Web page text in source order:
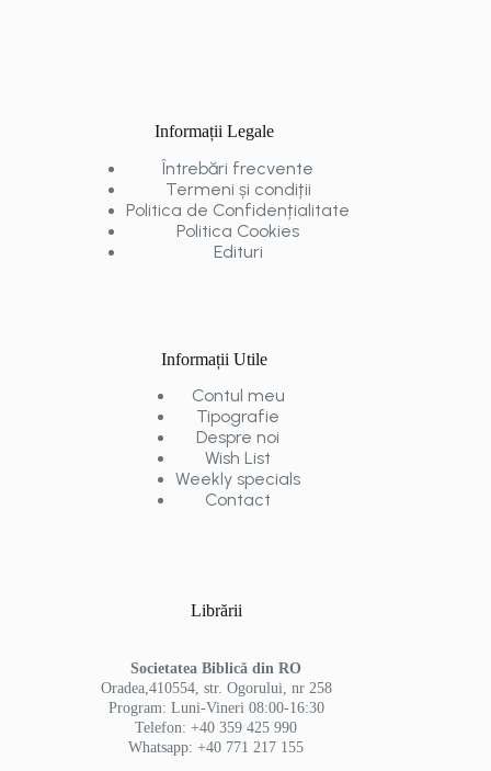
Informații Legale
Întrebări frecvente
Termeni și condiții
Politica de Confidențialitate
Politica Cookies
Edituri
Informații Utile
Contul meu
Tipografie
Despre noi
Wish List
Weekly specials
Contact
Librării
Societatea Biblică din RO
Oradea,410554, str. Ogorului, nr 258
Program: Luni-Vineri 08:00-16:30
Telefon: +40 359 425 990
Whatsapp: +40 771 217 155